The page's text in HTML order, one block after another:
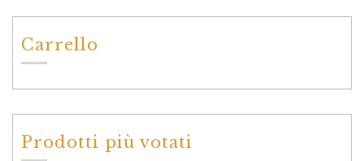
Carrello
Prodotti più votati